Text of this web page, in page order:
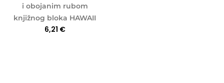
i obojanim rubom
knjižnog bloka HAWAII
6,21 €